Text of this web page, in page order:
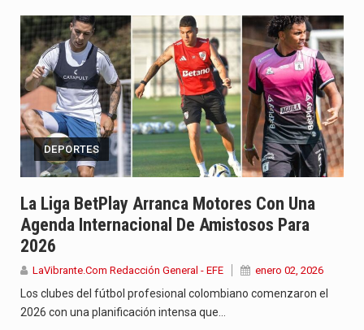
A pocas horas del cambio de gobierno, el equipo de…
La Alcaldía de Barranquilla puso en marcha un amplio plan…
Si eres un trader que prefiere lidiar con condiciones de…
Saber cómo borrar el historial de operaciones en MT4 es…
Jhon Arias continúa consolidándose como una de las grandes figuras…
La cantautora venezolana Joaquina vuelve a sorprender a sus seguidores…
La investigación por la muerte de Kevin Arley Acosta Pico,…
DEPORTES
La Liga BetPlay Arranca Motores Con Una
Agenda Internacional De Amistosos Para
2026
LaVibrante.Com Redacción General - EFE enero 02, 2026
Los clubes del fútbol profesional colombiano comenzaron el
2026 con una planificación intensa que…